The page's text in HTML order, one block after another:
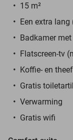
15 m²
Een extra lang
Badkamer
Flatscreen-tv
Koffie- en
Gratis
Verwarming
Gratis wifi